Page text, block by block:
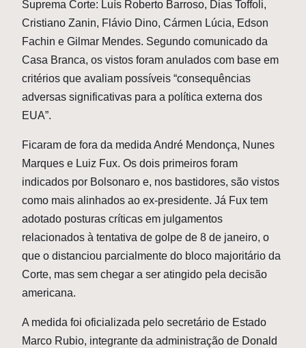
Suprema Corte: Luís Roberto Barroso, Dias Toffoli,
Cristiano Zanin, Flávio Dino, Cármen Lúcia, Edson
Fachin e Gilmar Mendes. Segundo comunicado da
Casa Branca, os vistos foram anulados com base em
critérios que avaliam possíveis “consequências
adversas significativas para a política externa dos
EUA”.
Ficaram de fora da medida André Mendonça, Nunes
Marques e Luiz Fux. Os dois primeiros foram
indicados por Bolsonaro e, nos bastidores, são vistos
como mais alinhados ao ex-presidente. Já Fux tem
adotado posturas críticas em julgamentos
relacionados à tentativa de golpe de 8 de janeiro, o
que o distanciou parcialmente do bloco majoritário da
Corte, mas sem chegar a ser atingido pela decisão
americana.
A medida foi oficializada pelo secretário de Estado
Marco Rubio, integrante da administração de Donald